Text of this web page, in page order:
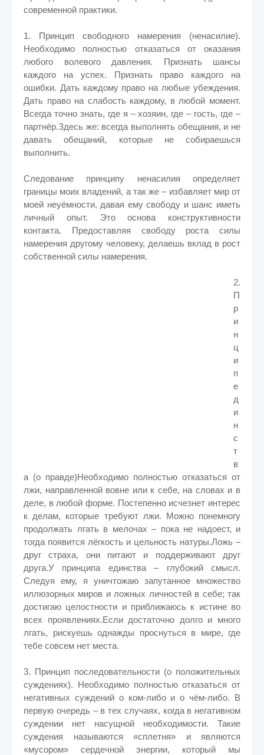
современной практики.
1. Принцип свободного намерения (ненасилие).
Необходимо полностью отказаться от оказания
любого волевого давления. Признать шансы
каждого на успех. Признать право каждого на
ошибки. Дать каждому право на любые убеждения.
Дать право на слабость каждому, в любой момент.
Всегда точно знать, где я – хозяин, где – гость, где –
партнёр.Здесь же: всегда выполнять обещания, и не
давать обещаний, которые не собираешься
выполнить.
Следование принципу ненасилия определяет
границы моих владений, а так же – избавляет мир от
моей неуёмности, давая ему свободу и шанс иметь
личный опыт. Это основа конструктивности
контакта. Предоставляя свободу роста силы
намерения другому человеку, делаешь вклад в рост
собственной силы намерения.
2.
П
р
и
н
ц
и
п
е
д
и
н
с
т
в
а (о правде)Необходимо полностью отказаться от
лжи, направленной вовне или к себе, на словах и в
деле, в любой форме. Постепенно исчезнет интерес
к делам, которые требуют лжи. Можно понемногу
продолжать лгать в мелочах – пока не надоест, и
тогда появится лёгкость и цельность натуры.Ложь –
друг страха, они питают и поддерживают друг
друга.У принципа единства – глубокий смысл.
Следуя ему, я уничтожаю запутанное множество
иллюзорных миров и ложных личностей в себе; так
достигаю целостности и приближаюсь к истине во
всех проявлениях.Если достаточно долго и много
лгать, рискуешь однажды проснуться в мире, где
тебе совсем нет места.
3. Принцип последовательности (о положительных
суждениях). Необходимо полностью отказаться от
негативных суждений о ком-либо и о чём-либо. В
первую очередь – в тех случаях, когда в негативном
суждении нет насущной необходимости. Такие
суждения называются «сплетня» и являются
«мусором» сердечной энергии, который мы